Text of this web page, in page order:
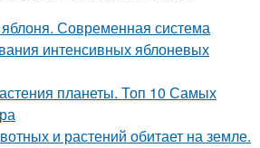
Современная система
интенсивных яблоневых
планеты. Топ 10 Самых
и растений обитает на земле.